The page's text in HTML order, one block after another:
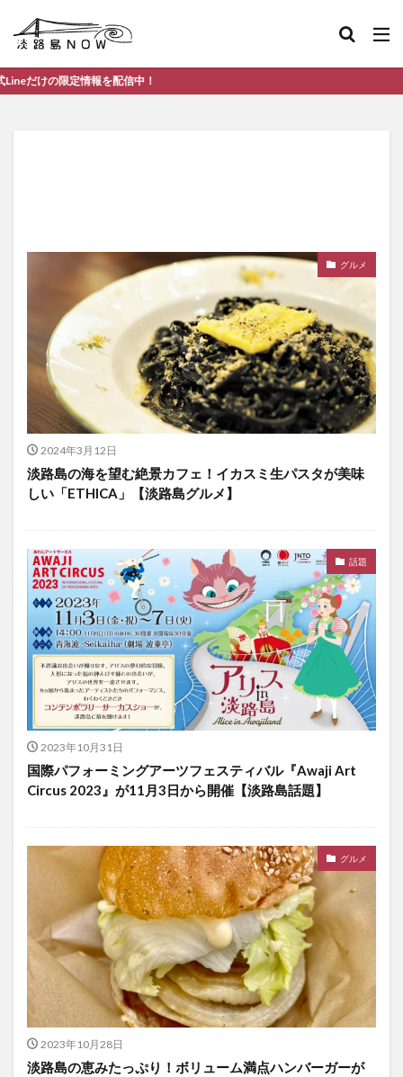
中！
グルメ
2024年3月12日
淡路島の海を望む絶景カフェ！イカスミ生パスタが美味
しい「ETHICA」【淡路島グルメ】
話題
2023年10月31日
国際パフォーミングアーツフェスティバル『Awaji Art
Circus 2023』が11月3日から開催【淡路島話題】
グルメ
2023年10月28日
淡路島の恵みたっぷり！ボリューム満点ハンバーガーが